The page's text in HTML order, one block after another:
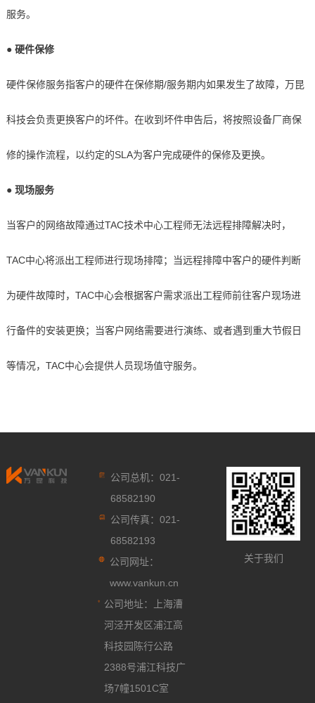
服务。
● 硬件保修
硬件保修服务指客户的硬件在保修期/服务期内如果发生了故障，万昆
科技会负责更换客户的坏件。在收到坏件申告后，将按照设备厂商保
修的操作流程，以约定的SLA为客户完成硬件的保修及更换。
● 现场服务
当客户的网络故障通过TAC技术中心工程师无法远程排障解决时，
TAC中心将派出工程师进行现场排障；当远程排障中客户的硬件判断
为硬件故障时，TAC中心会根据客户需求派出工程师前往客户现场进
行备件的安装更换；当客户网络需要进行演练、或者遇到重大节假日
等情况，TAC中心会提供人员现场值守服务。
公司总机：021-
68582190
公司传真：021-
68582193
公司网址：
www.vankun.cn
公司地址：上海漕
河泾开发区浦江高
科技园陈行公路
2388号浦江科技广
场7幢1501C室
关于我们